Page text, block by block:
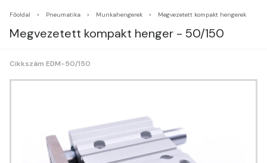
Főoldal Pneumatika Munkahengerek Megvezetett kompakt hengerek
Megvezetett kompakt henger - 50/150
Cikkszám EDM-50/150